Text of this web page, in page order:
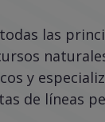
las
y
de líneas